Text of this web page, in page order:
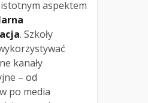
aspektem
. Szkoły
kanały
– od
po media